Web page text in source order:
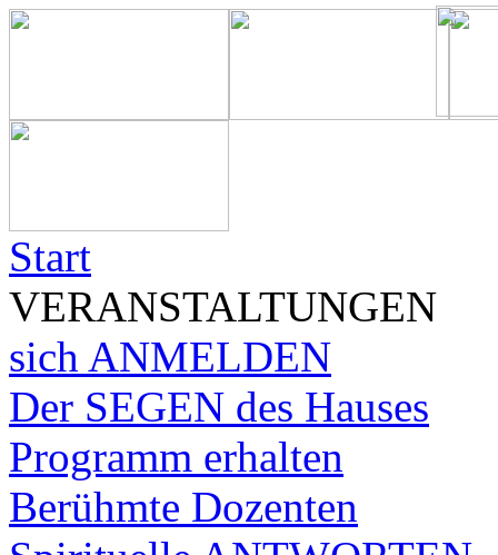
Start
VERANSTALTUNGEN
sich ANMELDEN
Der SEGEN des Hauses
Programm erhalten
Berühmte Dozenten